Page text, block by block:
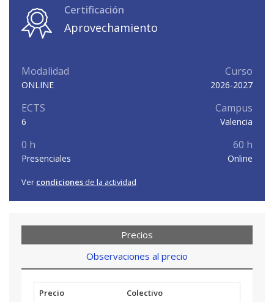
Certificación
Aprovechamiento
Modalidad
ONLINE
Curso
2026-2027
ECTS
6
Campus
Valencia
0 h
Presenciales
60 h
Online
Ver condiciones de la actividad
Precios
Observaciones al precio
Precio
Colectivo